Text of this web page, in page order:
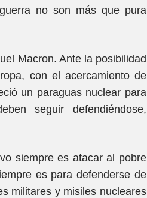
no son más que pura
Macron. Ante la posibilidad
con el acercamiento de
un paraguas nuclear para
seguir defendiéndose,
siempre es atacar al pobre
es para defenderse de
militares y misiles nucleares